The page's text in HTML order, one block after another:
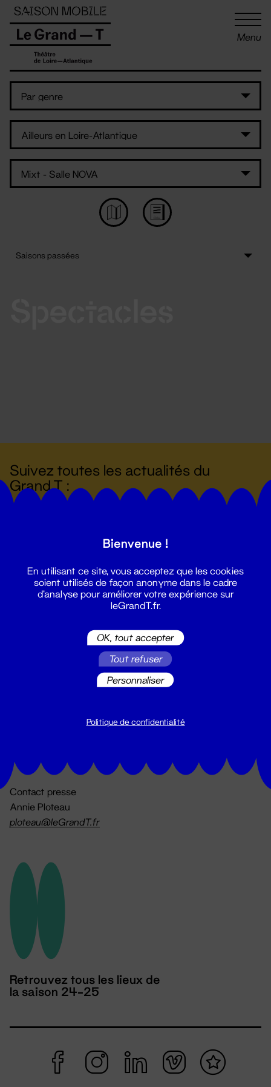
Menu
Suivez toutes les actualités du
Grand T :
billetterie@leGrandT.fr
Contact presse
Annie Ploteau
ploteau@leGrandT.fr
Retrouvez tous les lieux de
la saison 24-25
Panneau de gestion des cookies
Bienvenue !
En utilisant ce site, vous acceptez que les cookies
soient utilisés de façon anonyme dans le cadre
d'analyse pour améliorer votre expérience sur
leGrandT.fr.
OK, tout accepter
Tout refuser
Personnaliser
Politique de confidentialité